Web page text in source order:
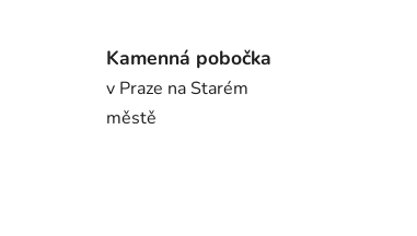
Kamenná pobočka
v Praze na Starém
městě